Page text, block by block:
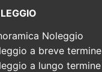
Noleggio
a breve termine
a lungo termine